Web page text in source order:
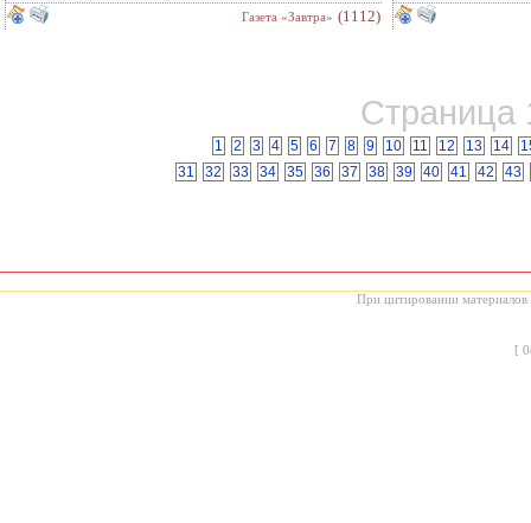
Газета «Завтра» (1112)
Страница
1 2 3 4 5 6 7 8 9 10 11 12 13 14
31
32 33 34 35 36 37 38 39 40 41 42 43
При цитировании материалов
[